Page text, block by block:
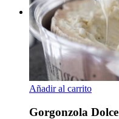
Regalos
de empresa
Añadir al carrito
Gorgonzola Dolce